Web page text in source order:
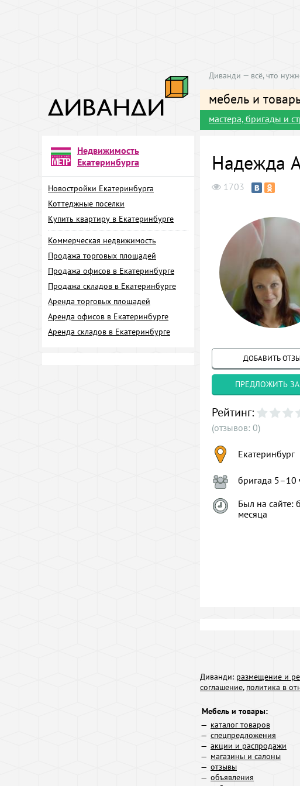
Диванди — всё, что
мебель и
мастера, бригады и
Недвижимость
Екатеринбурга
Новостройки Екатеринбурга
Коттеджные поселки
Купить квартиру в Екатеринбурге
Коммерческая недвижимость
Продажа торговых площадей
Продажа офисов в Екатеринбурге
Продажа складов в Екатеринбурге
Аренда торговых площадей
Аренда офисов в Екатеринбурге
Аренда складов в Екатеринбурге
Надежда
1703
ДОБАВИТЬ
ПРЕДЛОЖИТЬ
Рейтинг:
(отзывов: 0)
Екатеринбург
бригада 5–10
Был на сайте:
месяца
Диванди: размещение и
соглашение, политика в
Мебель и товары:
каталог товаров
спецпредложения
акции и распродажи
магазины и салоны
отзывы
объявления